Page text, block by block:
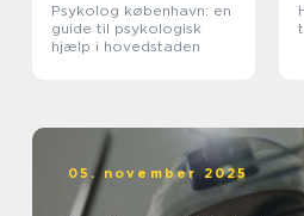
Psykolog københavn: en
guide til psykologisk
hjælp i hovedstaden
05. november 2025